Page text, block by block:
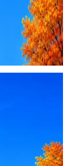
войти через
пароль,
вилка, каналы